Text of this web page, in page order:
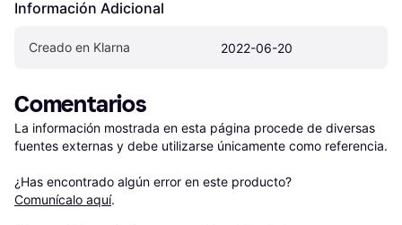
Información Adicional
Creado en Klarna 2022-06-20
Comentarios
La información mostrada en esta página procede de diversas
fuentes externas y debe utilizarse únicamente como referencia.
¿Has encontrado algún error en este producto?
Comunícalo aquí.